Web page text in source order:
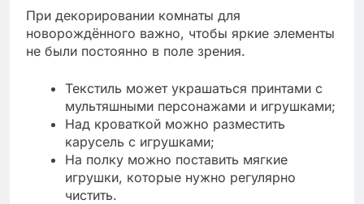
При декорировании комнаты для
новорождённого важно, чтобы яркие элементы
не были постоянно в поле зрения.
Текстиль может украшаться принтами с
мультяшными персонажами и игрушками;
Над кроваткой можно разместить
карусель с игрушками;
На полку можно поставить мягкие
игрушки, которые нужно регулярно
чистить.